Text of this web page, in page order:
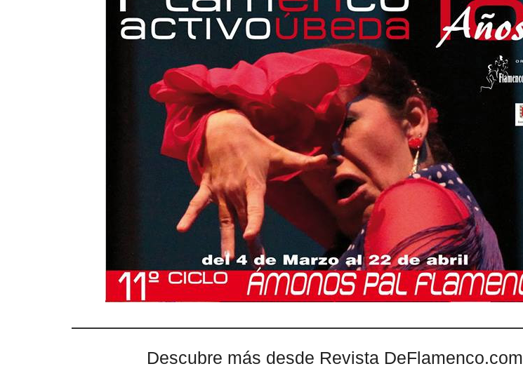
Descubre más desde Revista DeFlamenco.com